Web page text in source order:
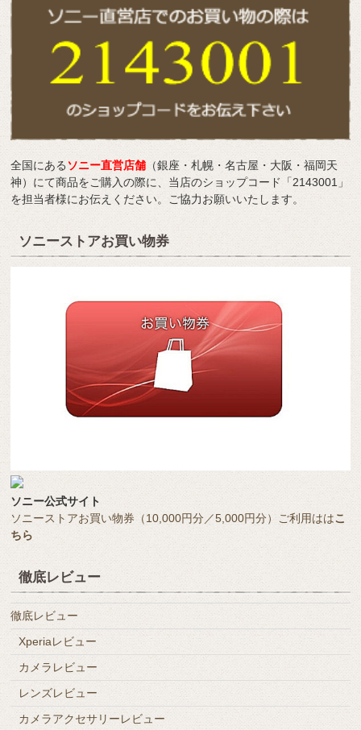
全国にあるソニー直営店舗 （銀座・札幌・名古屋・大阪・福岡天
神）にて商品をご購入の際に、当店のショップコード「2143001」
を担当者様にお伝えください。ご協力お願いいたします。
ソニーストアお買い物券
ソニー公式サイト
ソニーストアお買い物券（10,000円分／5,000円分）ご利用ははこ
ちら
徹底レビュー
徹底レビュー
Xperiaレビュー
カメラレビュー
レンズレビュー
カメラアクセサリーレビュー